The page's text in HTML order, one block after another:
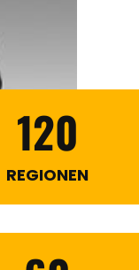
120
REGIONEN